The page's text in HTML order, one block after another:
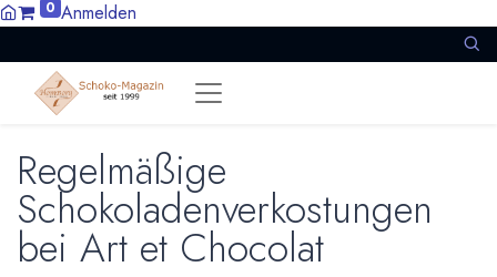
0 Anmelden
Regelmäßige
Schokoladenverkostungen
bei Art et Chocolat